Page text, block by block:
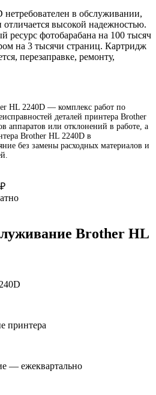
в обслуживании,
отличается высокой надежностью.
фотобарабана на 100 тысяч
на 3 тысячи страниц. Картридж
перезаправке, ремонту,
HL 2240D — комплекс работ по
деталей принтера Brother
аппаратов или отклонений в работе, а
Brother HL 2240D в
без замены расходных материалов и
Brother HL
принтера
— ежеквартально